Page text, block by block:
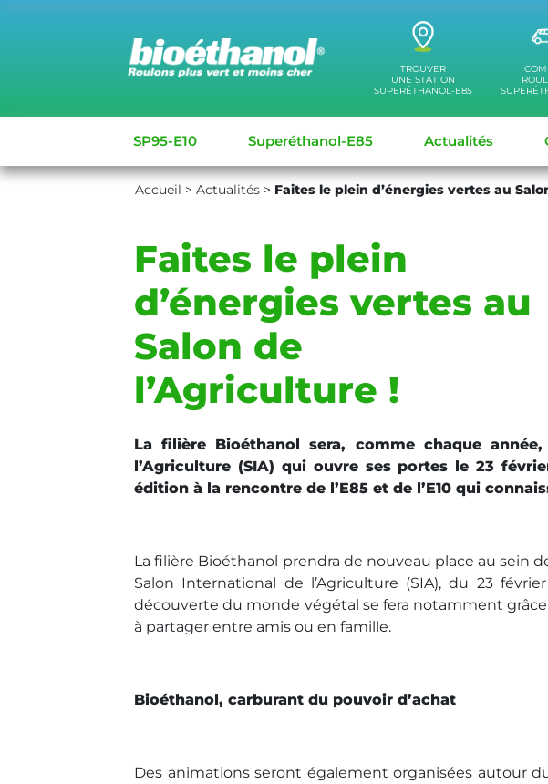
TROUVER
UNE STATION
SUPERÉTHANOL-E85
SP95-E10 Superéthanol-E85 Actualités
Accueil > Actualités > Faites le plein d’énergies vertes au
Faites le plein
d’énergies vertes au
Salon de
l’Agriculture !
La filière Bioéthanol sera, comme chaque
l’Agriculture (SIA) qui ouvre ses portes le 23
édition à la rencontre de l’E85 et de l’E10 qui
La filière Bioéthanol prendra de nouveau place au sein
Salon International de l’Agriculture (SIA), du 23
découverte du monde végétal se fera notamment
à partager entre amis ou en famille.
Bioéthanol, carburant du pouvoir d’achat
Des animations seront également organisées autour